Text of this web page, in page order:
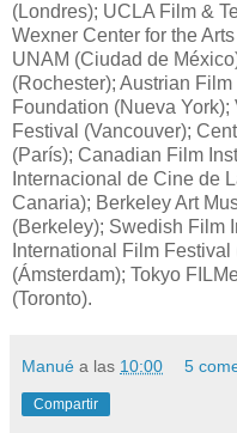
(Londres); UCLA Film &
Wexner Center for the
UNAM (Ciudad de
(Rochester); Austrian
Foundation (Nueva
Festival (Vancouver);
(París); Canadian Film
Internacional de Cine de
Canaria); Berkeley Art
(Berkeley); Swedish Film
International Film
(Ámsterdam); Tokyo
(Toronto).
Manué a las 10:00 5
Compartir